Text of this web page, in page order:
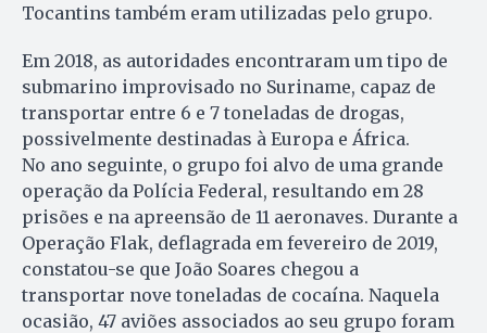
Tocantins também eram utilizadas pelo grupo.
Em 2018, as autoridades encontraram um tipo de
submarino improvisado no Suriname, capaz de
transportar entre 6 e 7 toneladas de drogas,
possivelmente destinadas à Europa e África.
No ano seguinte, o grupo foi alvo de uma grande
operação da Polícia Federal, resultando em 28
prisões e na apreensão de 11 aeronaves. Durante a
Operação Flak, deflagrada em fevereiro de 2019,
constatou-se que João Soares chegou a
transportar nove toneladas de cocaína. Naquela
ocasião, 47 aviões associados ao seu grupo foram